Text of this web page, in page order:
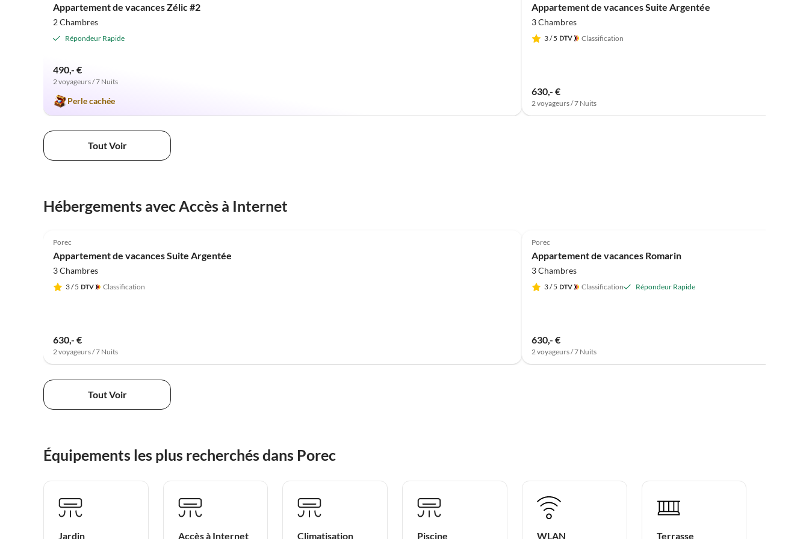
Appartement de vacances Zélic #2
2 Chambres
Répondeur Rapide
490,- €
2 voyageurs / 7 Nuits
Perle cachée
Appartement de vacances Suite Argentée
3 Chambres
3/ 5 Classification
630,- €
2 voyageurs / 7 Nuits
Tout Voir
Hébergements avec Accès à Internet
Porec
Appartement de vacances Suite Argentée
3 Chambres
3/ 5 Classification
630,- €
2 voyageurs / 7 Nuits
Porec
Appartement de vacances Romarin
3 Chambres
3/ 5 Classification Répondeur Rapide
630,- €
2 voyageurs / 7 Nuits
Tout Voir
Équipements les plus recherchés dans Porec
Jardin Accès à Internet Climatisation Piscine WLAN Terrasse